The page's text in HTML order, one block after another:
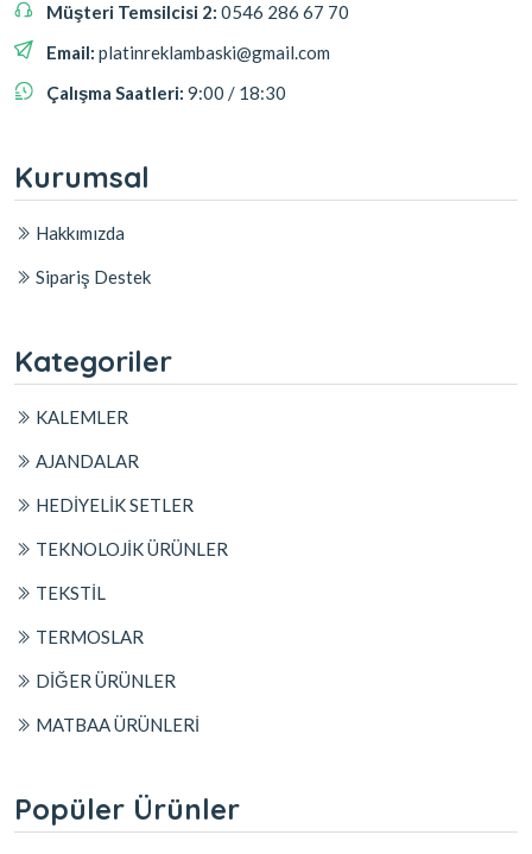
Müşteri Temsilcisi 2: 0546 286 67 70
Email: platinreklambaski@gmail.com
Çalışma Saatleri: 9:00 / 18:30
Kurumsal
Hakkımızda
Sipariş Destek
Kategoriler
KALEMLER
AJANDALAR
HEDİYELİK SETLER
TEKNOLOJİK ÜRÜNLER
TEKSTİL
TERMOSLAR
DİĞER ÜRÜNLER
MATBAA ÜRÜNLERİ
Popüler Ürünler